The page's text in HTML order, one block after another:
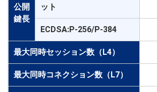
公開
鍵長
ット
ECDSA:P-256/P-384
最大同時セッション数（L4）
最大同時コネクション数（L7）